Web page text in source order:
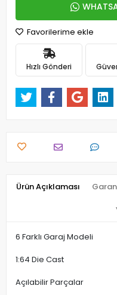
Favorilerime ekle
Hızlı Gönderi
Ürün Açıklaması
6 Farklı Garaj Modeli
1:64 Die Cast
Açılabilir Parçalar